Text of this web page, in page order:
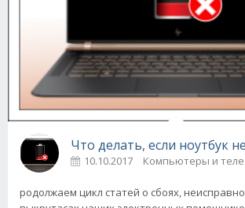
Что делать, если ноутбук
10.10.2017 Компьютеры и
родолжаем цикл статей о сбоях,